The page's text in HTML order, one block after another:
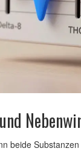
beide